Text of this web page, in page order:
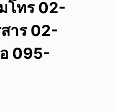
โทร 02-
าร 02-
095-